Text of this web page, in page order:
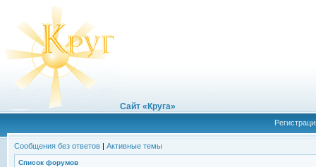
Сайт «Круга»
Сообщения без ответов | Активные темы
Список форумов